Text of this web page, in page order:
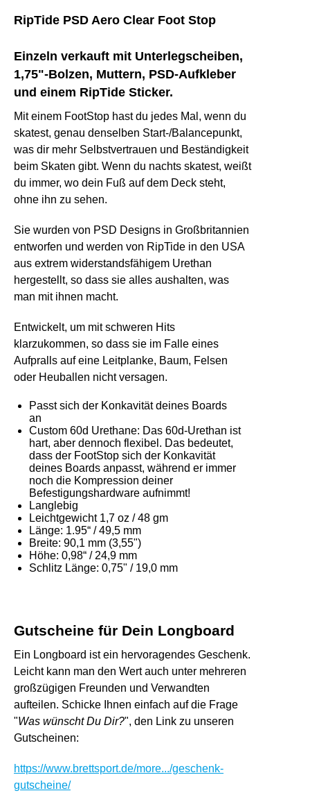
RipTide PSD Aero Clear Foot Stop
Einzeln verkauft mit Unterlegscheiben,
1,75"-Bolzen, Muttern, PSD-Aufkleber
und einem RipTide Sticker.
Mit einem FootStop hast du jedes Mal, wenn du
skatest, genau denselben Start-/Balancepunkt,
was dir mehr Selbstvertrauen und Beständigkeit
beim Skaten gibt. Wenn du nachts skatest, weißt
du immer, wo dein Fuß auf dem Deck steht,
ohne ihn zu sehen.
Sie wurden von PSD Designs in Großbritannien
entworfen und werden von RipTide in den USA
aus extrem widerstandsfähigem Urethan
hergestellt, so dass sie alles aushalten, was
man mit ihnen macht.
Entwickelt, um mit schweren Hits
klarzukommen, so dass sie im Falle eines
Aufpralls auf eine Leitplanke, Baum, Felsen
oder Heuballen nicht versagen.
Passt sich der Konkavität deines Boards
an
Custom 60d Urethane: Das 60d-Urethan ist
hart, aber dennoch flexibel. Das bedeutet,
dass der FootStop sich der Konkavität
deines Boards anpasst, während er immer
noch die Kompression deiner
Befestigungshardware aufnimmt!
Langlebig
Leichtgewicht 1,7 oz / 48 gm
Länge: 1.95“ / 49,5 mm
Breite: 90,1 mm (3,55")
Höhe: 0,98“ / 24,9 mm
Schlitz Länge: 0,75" / 19,0 mm
Gutscheine für Dein Longboard
Ein Longboard ist ein hervoragendes Geschenk.
Leicht kann man den Wert auch unter mehreren
großzügigen Freunden und Verwandten
aufteilen. Schicke Ihnen einfach auf die Frage
"Was wünscht Du Dir?", den Link zu unseren
Gutscheinen:
https://www.brettsport.de/more.../geschenk-
gutscheine/